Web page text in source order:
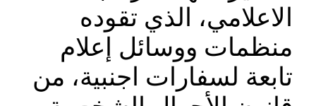
الاعلامي، الذي تقوده
منظمات ووسائل إعلام
تابعة لسفارات اجنبية، من